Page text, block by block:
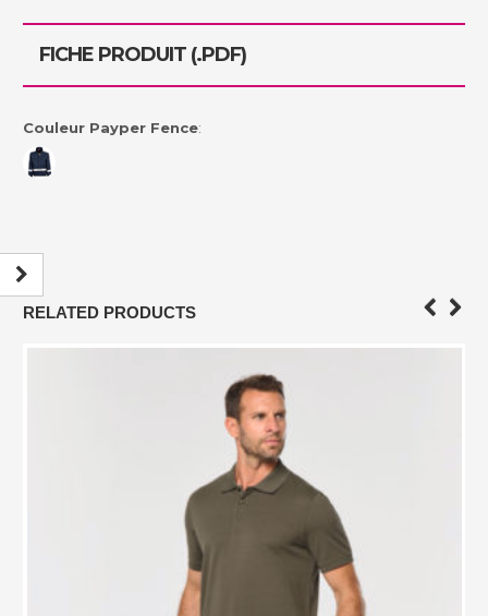
FICHE PRODUIT (.PDF)
Couleur Payper Fence:
RELATED PRODUCTS